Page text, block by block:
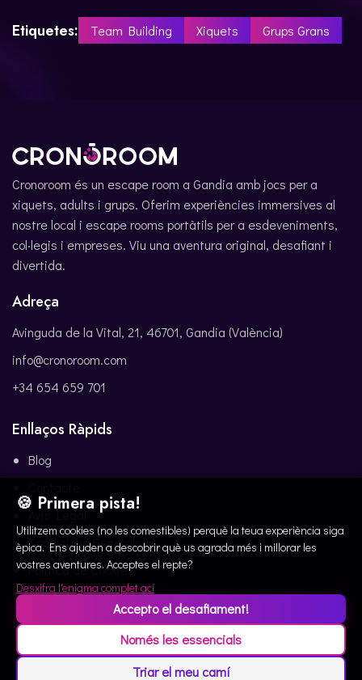
Etiquetes: Team Building Xiquets Grups Grans
Cronoroom és un escape room a Gandia amb jocs per a
xiquets, adults i grups. Oferim experiències immersives al
nostre local i escape rooms portàtils per a esdeveniments,
col·legis i empreses. Viu una aventura original, desafiant i
divertida.
Adreça
Avinguda de la Vital, 21, 46701, Gandia (València)
info@cronoroom.com
+34 654 659 701
Enllaços Ràpids
Blog
Avís Legal
Condicions Generals
Política de Cookies
Política de Privacitat
© 2019-2026 Cronoroom
🍪 Primera pista!
Utilitzem cookies (no les comestibles) perquè la teua experiència siga
èpica. Ens ajuden a descobrir què us agrada més i millorar les
vostres aventures. Acceptes el repte?
Desxifra l'enigma complet ací
Accepto el desafiament!
Només les essencials
Triar el meu camí